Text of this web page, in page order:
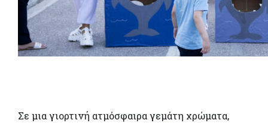
Σε μια γιορτινή ατμόσφαιρα γεμάτη χρώματα,